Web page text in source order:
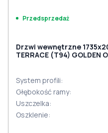
Przedsprzedaż
Drzwi wewnętrzne
TERRACE (Т94) GOLDEN
System profili:
Głębokość ramy:
Uszczelka:
Oszklenie: